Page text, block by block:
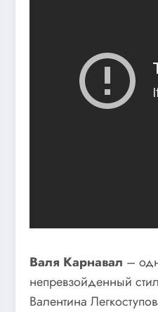
Валя Карнавал –
непревзойденный
Валентина